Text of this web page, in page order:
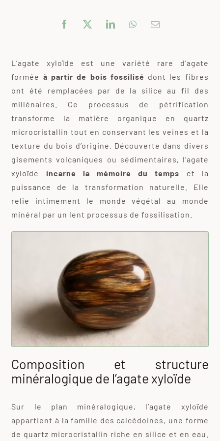
L’agate xyloïde est une variété rare d’agate
formée à partir de bois fossilisé dont les fibres
ont été remplacées par de la silice au fil des
millénaires. Ce processus de pétrification
transforme la matière organique en quartz
microcristallin tout en conservant les veines et la
texture du bois d’origine. Découverte dans divers
gisements volcaniques ou sédimentaires, l’agate
xyloïde incarne la mémoire du temps et la
puissance de la transformation naturelle. Elle
relie intimement le monde végétal au monde
minéral par un lent processus de fossilisation.
Composition et structure
minéralogique de l’agate xyloïde
Sur le plan minéralogique, l’agate xyloïde
appartient à la famille des calcédoines, une forme
de quartz microcristallin riche en silice et en eau.